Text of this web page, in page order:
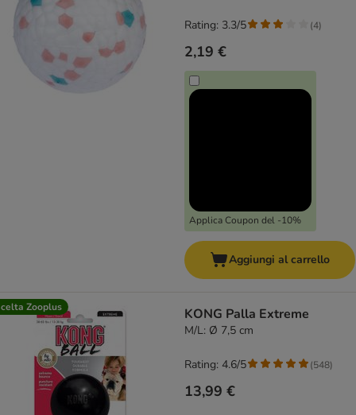
2,19 €
Applica Coupon del -10%
Rating: 3.3/5 (4)
Aggiungi al carrello
Zooplus KONG Palla Extreme
M/L: Ø 7,5 cm
13,99 €
Rating: 4.6/5 (548)